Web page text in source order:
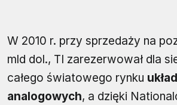
W 2010 r. przy sprzedaży na
mld dol., TI zarezerwował dla
całego światowego rynku
analogowych, a dzięki